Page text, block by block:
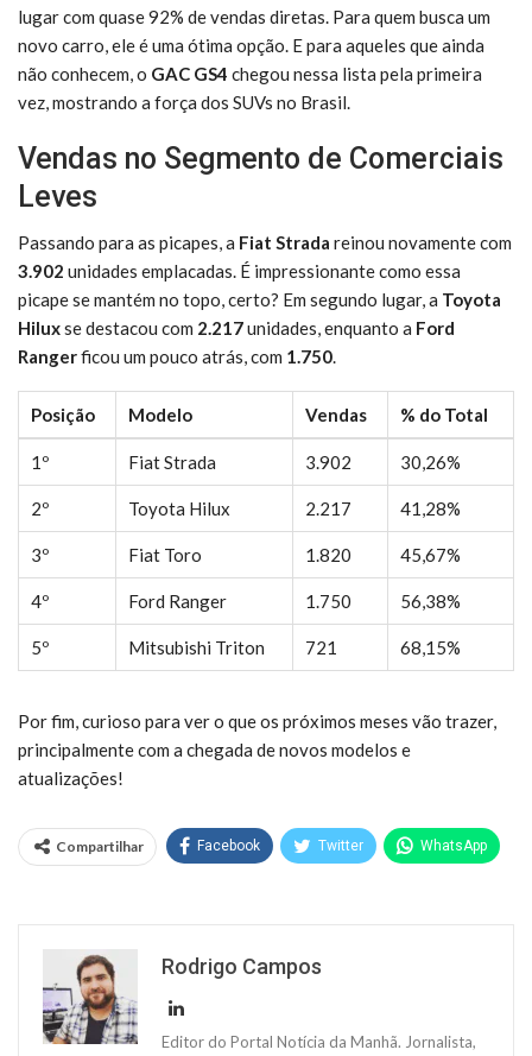
lugar com quase 92% de vendas diretas. Para quem busca um
novo carro, ele é uma ótima opção. E para aqueles que ainda
não conhecem, o GAC GS4 chegou nessa lista pela primeira
vez, mostrando a força dos SUVs no Brasil.
Vendas no Segmento de Comerciais
Leves
Passando para as picapes, a Fiat Strada reinou novamente com
3.902 unidades emplacadas. É impressionante como essa
picape se mantém no topo, certo? Em segundo lugar, a Toyota
Hiluxse destacou com 2.217unidades, enquanto a Ford
Rangerficou um pouco atrás, com 1.750.
Posição Modelo Vendas % do Total
1º Fiat Strada 3.902 30,26%
2º Toyota Hilux 2.217 41,28%
3º Fiat Toro 1.820 45,67%
4º Ford Ranger 1.750 56,38%
5º Mitsubishi Triton 721 68,15%
Por fim, curioso para ver o que os próximos meses vão trazer,
principalmente com a chegada de novos modelos e
atualizações!
Compartilhar Facebook Twitter WhatsApp
Rodrigo Campos
Editor do Portal Notícia da Manhã. Jornalista,